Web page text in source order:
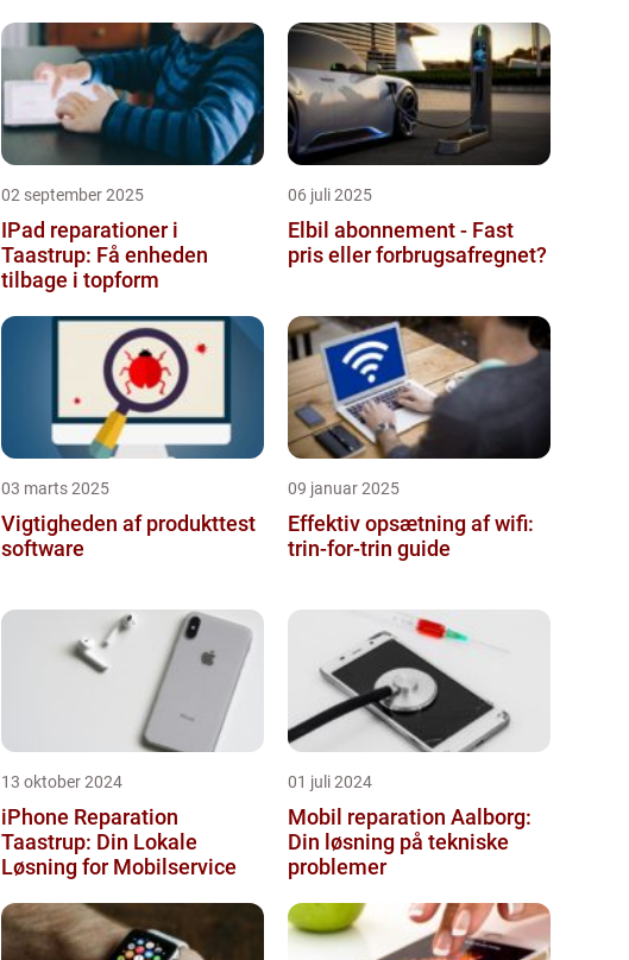
02 september 2025
IPad reparationer i
Taastrup: Få enheden
tilbage i topform
06 juli 2025
Elbil abonnement - Fast
pris eller forbrugsafregnet?
03 marts 2025
Vigtigheden af produkttest
software
09 januar 2025
Effektiv opsætning af wifi:
trin-for-trin guide
13 oktober 2024
iPhone Reparation
Taastrup: Din Lokale
Løsning for Mobilservice
01 juli 2024
Mobil reparation Aalborg:
Din løsning på tekniske
problemer